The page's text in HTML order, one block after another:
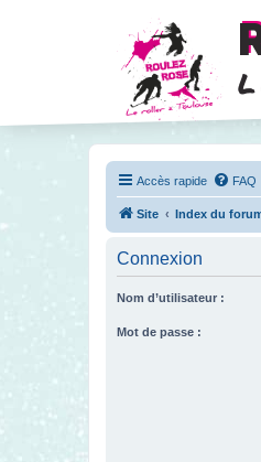
Accès rapide FAQ
Site Index du
Connexion
Nom d’utilisateur :
Mot de passe :